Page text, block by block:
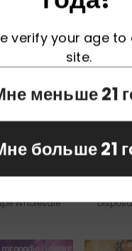
Wholesale
verify your age to
site.
меньше 21
больше 21